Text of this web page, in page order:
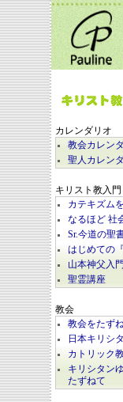
カレンダリオ
教会カレン
聖人カレン
キリスト教入門
カテキズム
なるほど 社
Sr.今道の聖
はじめての
山本神父入
聖霊講座
教会
教会をたず
日本キリシ
カトリック
キリシタン
たずねて